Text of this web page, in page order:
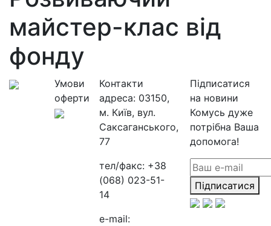
майстер-клас від
фонду
Умови
оферти
Контакти
адреса: 03150,
м. Київ, вул.
Саксаганського,
77
тел/факс: +38
(068) 023-51-
14
e-mail:
Підписатися
на новини
Комусь дуже
потрібна Ваша
допомога!
Підписатися